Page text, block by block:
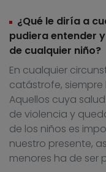
¿Qué le diría a
pudiera entender
de cualquier niño?
En cualquier
catástrofe, siempre
Aquellos cuya
de violencia y
de los niños es
nuestro presente,
menores ha de ser